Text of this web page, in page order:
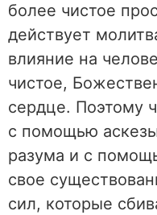
более чистое
действует
влияние на
чистое,
сердце. Поэтому
с помощью
разума и с
свое
сил, которые